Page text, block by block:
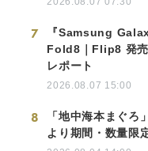
7
『Samsung
Fold8｜Flip8 発
レポート
2026.08.07 15:00
8
「地中海本まぐろ
より期間・数量限